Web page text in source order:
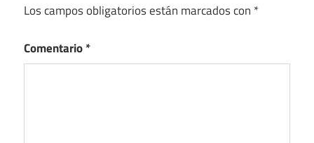
Los campos obligatorios están marcados con *
Comentario*